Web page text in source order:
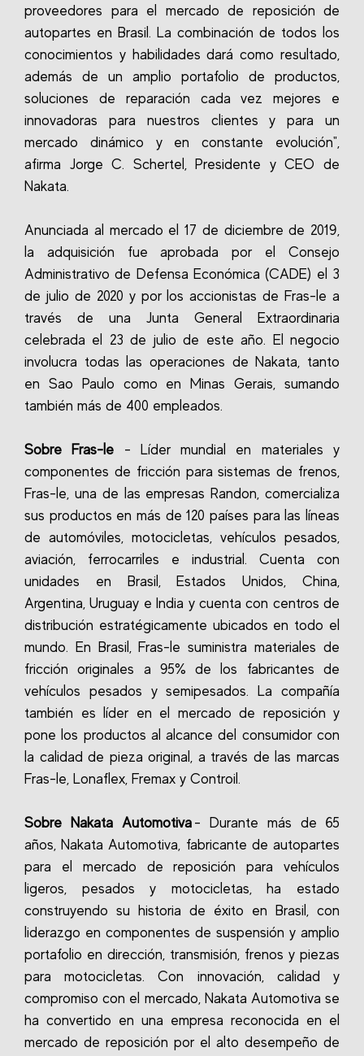
proveedores para el mercado de reposición de
autopartes en Brasil. La combinación de todos los
conocimientos y habilidades dará como resultado,
además de un amplio portafolio de productos,
soluciones de reparación cada vez mejores e
innovadoras para nuestros clientes y para un
mercado dinámico y en constante evolución",
afirma Jorge C. Schertel, Presidente y CEO de
Nakata.
Anunciada al mercado el 17 de diciembre de 2019,
la adquisición fue aprobada por el Consejo
Administrativo de Defensa Económica (CADE) el 3
de julio de 2020 y por los accionistas de Fras-le a
través de una Junta General Extraordinaria
celebrada el 23 de julio de este año. El negocio
involucra todas las operaciones de Nakata, tanto
en Sao Paulo como en Minas Gerais, sumando
también más de 400 empleados.
Sobre Fras-le - Líder mundial en materiales y
componentes de fricción para sistemas de frenos,
Fras-le, una de las empresas Randon, comercializa
sus productos en más de 120 países para las líneas
de automóviles, motocicletas, vehículos pesados,
aviación, ferrocarriles e industrial. Cuenta con
unidades en Brasil, Estados Unidos, China,
Argentina, Uruguay e India y cuenta con centros de
distribución estratégicamente ubicados en todo el
mundo. En Brasil, Fras-le suministra materiales de
fricción originales a 95% de los fabricantes de
vehículos pesados y semipesados. La compañía
también es líder en el mercado de reposición y
pone los productos al alcance del consumidor con
la calidad de pieza original, a través de las marcas
Fras-le, Lonaflex, Fremax y Controil.
Sobre Nakata Automotiva - Durante más de 65
años, Nakata Automotiva, fabricante de autopartes
para el mercado de reposición para vehículos
ligeros, pesados y motocicletas, ha estado
construyendo su historia de éxito en Brasil, con
liderazgo en componentes de suspensión y amplio
portafolio en dirección, transmisión, frenos y piezas
para motocicletas. Con innovación, calidad y
compromiso con el mercado, Nakata Automotiva se
ha convertido en una empresa reconocida en el
mercado de reposición por el alto desempeño de